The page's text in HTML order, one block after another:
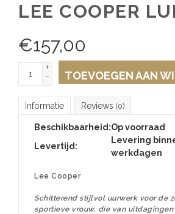
LEE COOPER
€157,00
+
-
TOEVOEGEN AAN
Informatie Reviews (0)
Beschikbaarheid:Op voorraad
Levertijd:
Levering
werkdagen
Lee Cooper
Schitterend stijlvol uurwerk voor de
sportieve vrouw, die van uitdagingen